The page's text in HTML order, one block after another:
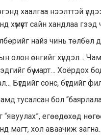
хаалгаа нээлттэй
хүмүүст сайн хандлаа
найз чинь төлбөл
олон өнгийг хүндэл…
бүү март… Хоёрдох
Бүгдийг сонс, бүгдийг
тусалсан бол
“явуулах”, егөөдөхөд
магт, хол аваачиж